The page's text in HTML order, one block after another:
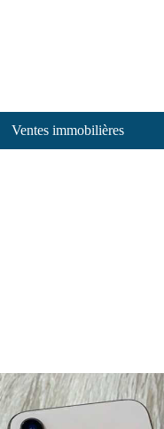
Ventes immobilières